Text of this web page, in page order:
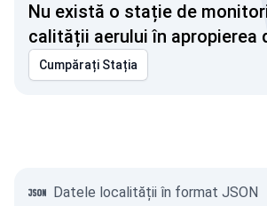
Nu există o stație de
calității aerului în apropierea
Cumpărați Stația
Datele localității în format JSON